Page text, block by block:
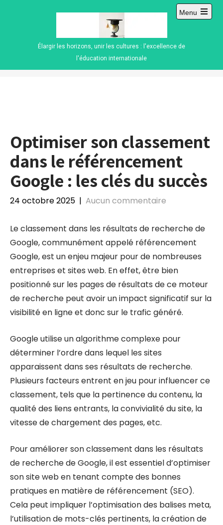
Élargir les horizons, unir les cultures : l'excellence de
l'éducation internationale
Menu
Open
Optimiser son classement
dans le référencement
Google : les clés du succès
24 octobre 2025 | Aucun commentaire
Le classement dans les résultats de recherche de
Google, communément appelé référencement
Google, est un enjeu majeur pour de nombreuses
entreprises et sites web. En effet, être bien
positionné sur les pages de résultats de ce moteur
de recherche peut avoir un impact significatif sur la
visibilité en ligne et donc sur le trafic généré.
Google utilise un algorithme complexe pour
déterminer l’ordre dans lequel les sites
apparaissent dans ses résultats de recherche.
Plusieurs facteurs entrent en jeu pour influencer ce
classement, tels que la pertinence du contenu, la
qualité des liens entrants, la convivialité du site, la
vitesse de chargement des pages, etc.
Pour améliorer son classement dans les résultats
de recherche de Google, il est essentiel d’optimiser
son site web en tenant compte des bonnes
pratiques en matière de référencement (SEO).
Cela peut impliquer l’optimisation des balises meta,
l’utilisation de mots-clés pertinents, la création de